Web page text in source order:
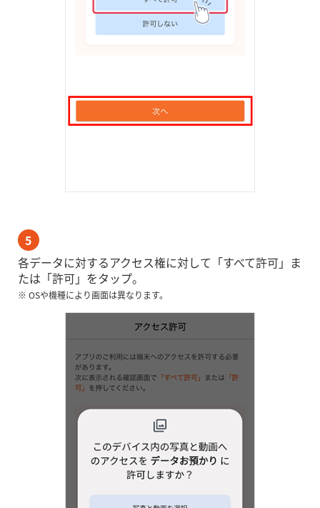
5
各データに対するアクセス権に対して「すべて許可」ま
たは「許可」をタップ。
※ OSや機種により画面は異なります。